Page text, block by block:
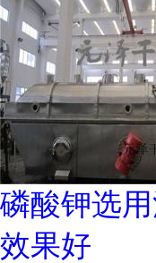
磷酸钾选
效果好